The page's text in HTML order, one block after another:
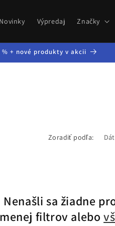
Novinky Výpredaj Značky
+ nové produkty v akcii
Zoradiť podľa:
Nenašli sa žiadne
filtrov alebo